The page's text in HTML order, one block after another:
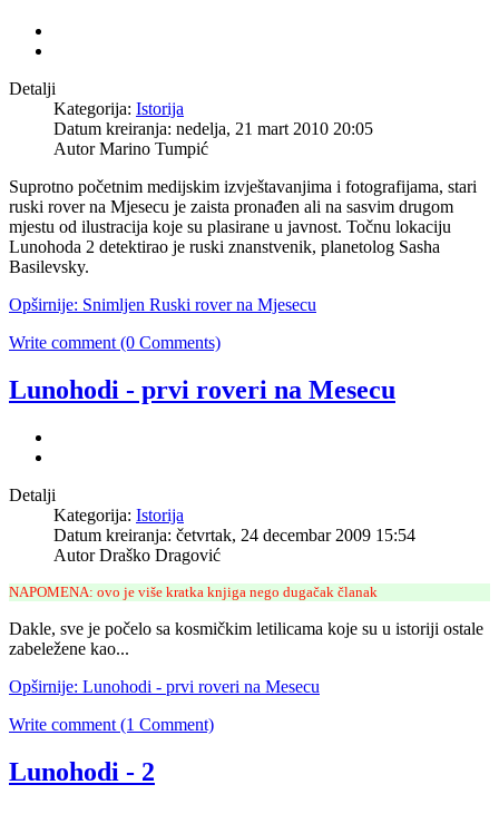
Detalji
Kategorija: Istorija
Datum kreiranja: nedelja, 21 mart 2010 20:05
Autor Marino Tumpić
Suprotno početnim medijskim izvještavanjima i fotografijama, stari
ruski rover na Mjesecu je zaista pronađen ali na sasvim drugom
mjestu od ilustracija koje su plasirane u javnost. Točnu lokaciju
Lunohoda 2 detektirao je ruski znanstvenik, planetolog Sasha
Basilevsky.
Opširnije: Snimljen Ruski rover na Mjesecu
Write comment (0 Comments)
Lunohodi - prvi roveri na Mesecu
Detalji
Kategorija: Istorija
Datum kreiranja: četvrtak, 24 decembar 2009 15:54
Autor Draško Dragović
NAPOMENA: ovo je više kratka knjiga nego dugačak članak
Dakle, sve je počelo sa kosmičkim letilicama koje su u istoriji ostale
zabeležene kao...
Opširnije: Lunohodi - prvi roveri na Mesecu
Write comment (1 Comment)
Lunohodi - 2